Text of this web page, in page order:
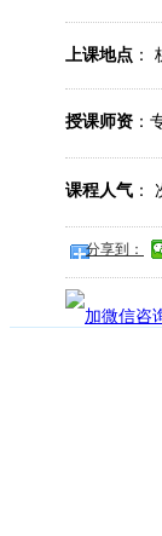
上课地点
授课师资
课程人气 ：
分享到：